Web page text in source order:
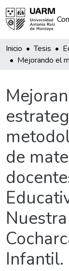
Inicio Tesis
de
Infantil.